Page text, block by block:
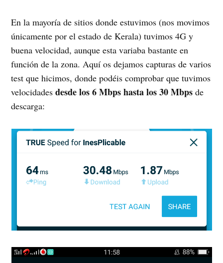
En la mayoría de sitios donde estuvimos (nos movimos
únicamente por el estado de Kerala) tuvimos 4G y
buena velocidad, aunque esta variaba bastante en
función de la zona. Aquí os dejamos capturas de varios
test que hicimos, donde podéis comprobar que tuvimos
velocidadesdesde los 6 Mbps hasta los 30 Mbps de
descarga: